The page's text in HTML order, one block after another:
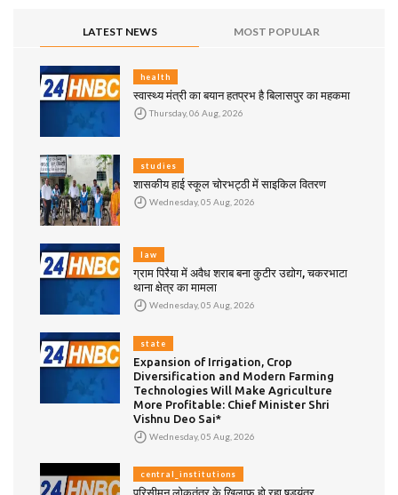
LATEST NEWS MOST POPULAR
health
स्वास्थ्य मंत्री का बयान हतप्रभ है बिलासपुर का महकमा
Thursday, 06 Aug, 2026
studies
शासकीय हाई स्कूल चोरभट्ठी में साइकिल वितरण
Wednesday, 05 Aug, 2026
law
ग्राम पिरैया में अवैध शराब बना कुटीर उद्योग, चकरभाटा
थाना क्षेत्र का मामला
Wednesday, 05 Aug, 2026
state
Expansion of Irrigation, Crop
Diversification and Modern Farming
Technologies Will Make Agriculture
More Profitable: Chief Minister Shri
Vishnu Deo Sai*
Wednesday, 05 Aug, 2026
central_institutions
परिसीमन लोकतंत्र के खिलाफ हो रहा षड्यंत्र